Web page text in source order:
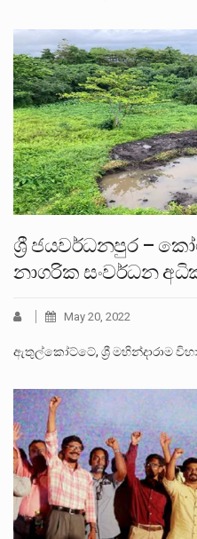
ශ්‍රී ජයවර්ධනපුර –
නාගරික සංවර්ධන
May 20, 2022
ඇතුල්කෝට්ටේ, ශ්‍රී මහින්දාරාම